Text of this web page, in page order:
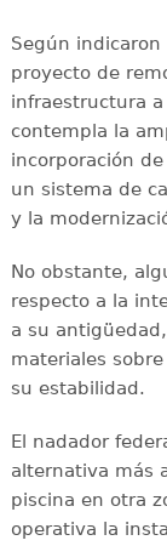
Según
proyecto de
infraestructura
contempla la
incorporación
un sistema de
y la
No obstante,
respecto a la
a su
materiales
su estabilidad.
El nadador
alternativa más
piscina en otra
operativa la